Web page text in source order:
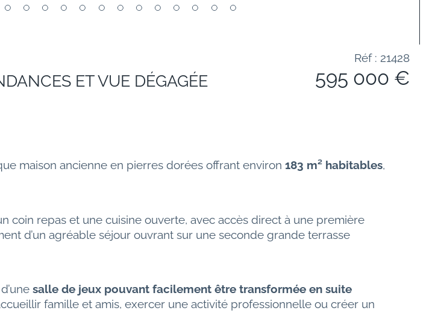
ET VUE DÉGAGÉE
Réf : 21428
595 000 €
maison ancienne en pierres dorées offrant environ 183 m² habitables,
coin repas et une cuisine ouverte, avec accès direct à une première
d’un agréable séjour ouvrant sur une seconde grande terrasse
d’une salle de jeux pouvant facilement être transformée en suite
famille et amis, exercer une activité professionnelle ou créer un